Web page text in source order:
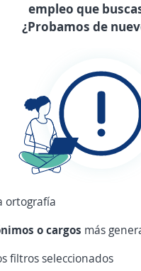
empleo que
¿Probamos de
ortografía
o cargos más
filtros seleccionados